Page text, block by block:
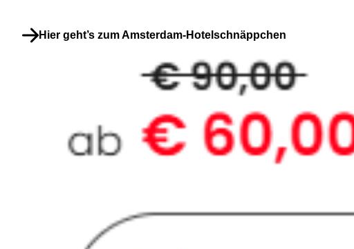
Hier geht’s zum Amsterdam-Hotelschnäppchen